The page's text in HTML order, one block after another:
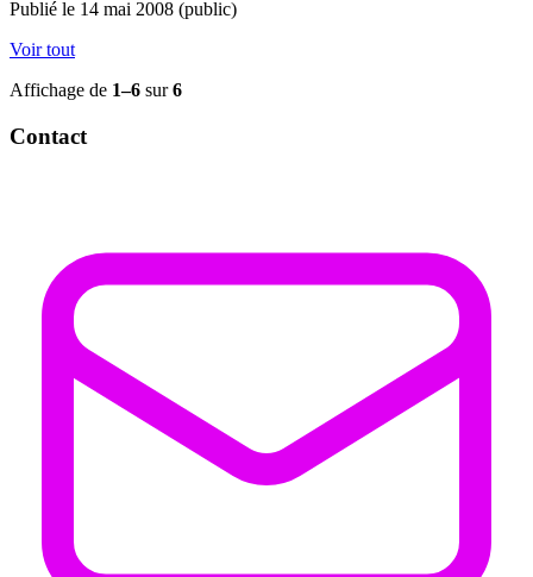
Publié le 14 mai 2008 (public)
Voir tout
Affichage de 1–6 sur6
Contact